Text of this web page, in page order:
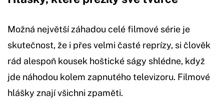
Možná největší záhadou celé filmové série je
skutečnost, že i přes velmi časté reprízy, si člověk
rád alespoň kousek hoštické ságy shlédne, když
jde náhodou kolem zapnutého televizoru. Filmové
hlášky znají všichni zpaměti.